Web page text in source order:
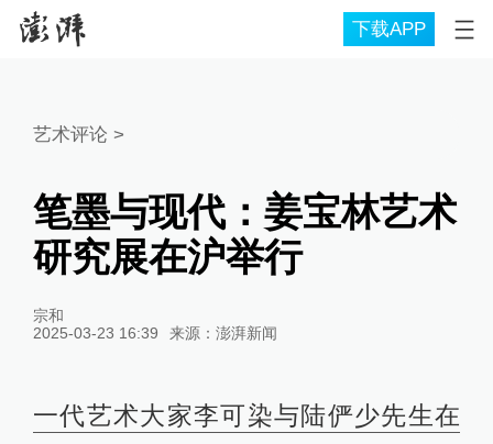
下载APP
艺术评论 >
笔墨与现代：姜宝林艺术
研究展在沪举行
宗和
2025-03-23 16:39
来源： 澎湃新闻
一代艺术大家李可染与陆俨少先生在